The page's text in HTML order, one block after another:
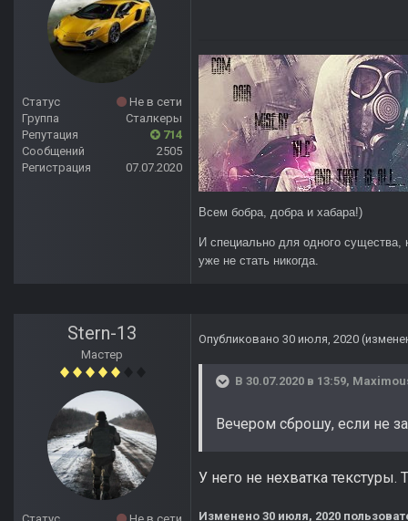
Статус
Не в сети
Группа
Сталкеры
Репутация
714
Сообщений
2505
Регистрация
07.07.2020
Всем бобра, добра и хабара!)
И специально для одного
уже не стать никогда.
Stern-13
Мастер
Опубликовано 30 июля, 2020
В 30.07.2020 в 13:59,
Вечером сброшу, если не
У него не нехватка
Изменено 30 июля, 2020